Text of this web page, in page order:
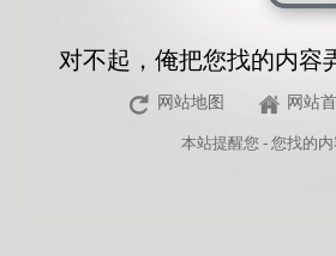
对不起，俺把您找的内容
网站地图 网站
本站提醒您 - 您找的